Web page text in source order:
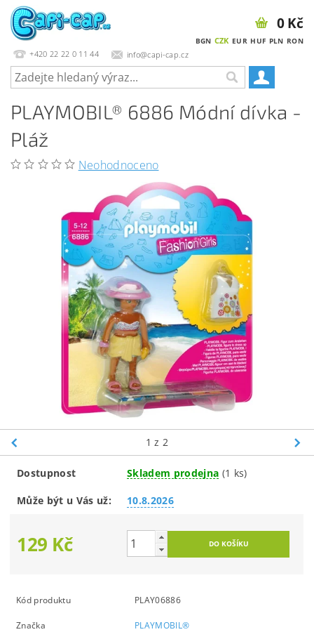
+420 22 22 0 11 44 info@capi-cap.cz
BGN CZK EUR HUF PLN RON
0 Kč
PLAYMOBIL® 6886 Módní dívka -
Pláž
Neohodnoceno
1 z 2
Dostupnost Skladem prodejna (1 ks)
Může být u Vás už: 10.8.2026
129 Kč
Kód produktu PLAY06886
Značka PLAYMOBIL®